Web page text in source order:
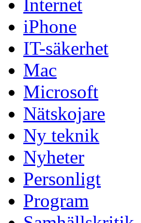
Internet
iPhone
IT-säkerhet
Mac
Microsoft
Nätskojare
Ny teknik
Nyheter
Personligt
Program